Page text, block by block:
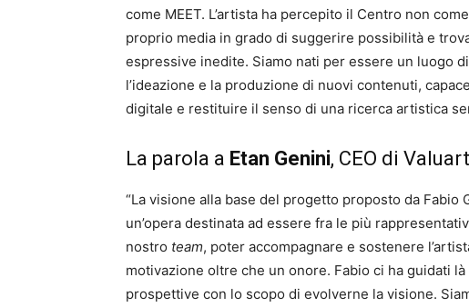
come MEET. L’artista ha percepito il Centro non
proprio media in grado di suggerire possibilità e
espressive inedite. Siamo nati per essere un luogo
l’ideazione e la produzione di nuovi contenuti,
digitale e restituire il senso di una ricerca artistica
La parola a Etan Genini, CEO di Valuart
“La visione alla base del progetto proposto da
un’opera destinata ad essere fra le più
nostro team, poter accompagnare e sostenere
motivazione oltre che un onore. Fabio ci ha guidati
prospettive con lo scopo di evolverne la visione.